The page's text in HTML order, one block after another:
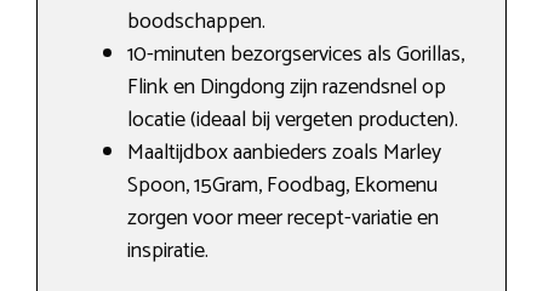
boodschappen.
10-minuten bezorgservices als Gorillas,
Flink en Dingdong zijn razendsnel op
locatie (ideaal bij vergeten producten).
Maaltijdbox aanbieders zoals Marley
Spoon, 15Gram, Foodbag, Ekomenu
zorgen voor meer recept-variatie en
inspiratie.